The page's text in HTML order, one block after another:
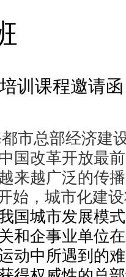
训课程邀请函
市总部经济建
国改革开放最
来越广泛的传
始，城市化建
国城市发展模
和企事业单位
动中所遇到的